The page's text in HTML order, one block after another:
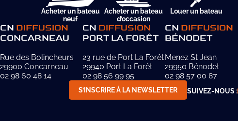
Acheter un bateau
neuf
Acheter un bateau
d’occasion
Louer un bateau
CN DIFFUSION
CONCARNEAU
Rue des Bolincheurs
29900 Concarneau
02 98 60 48 14
CN DIFFUSION
PORT LA FORÊT
23 rue de Port La Forêt
29940 Port La Forêt
02 98 56 99 95
CN DIFFUSION
BÉNODET
Menez St Jean
29950 Bénodet
02 98 57 00 87
S’INSCRIRE À LA NEWSLETTER SUIVEZ-NOUS :